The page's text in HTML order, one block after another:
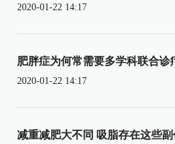
2020-01-22 14:17
肥胖症为何常需要多学科联合诊
2020-01-22 14:17
减重减肥大不同 吸脂存在这些